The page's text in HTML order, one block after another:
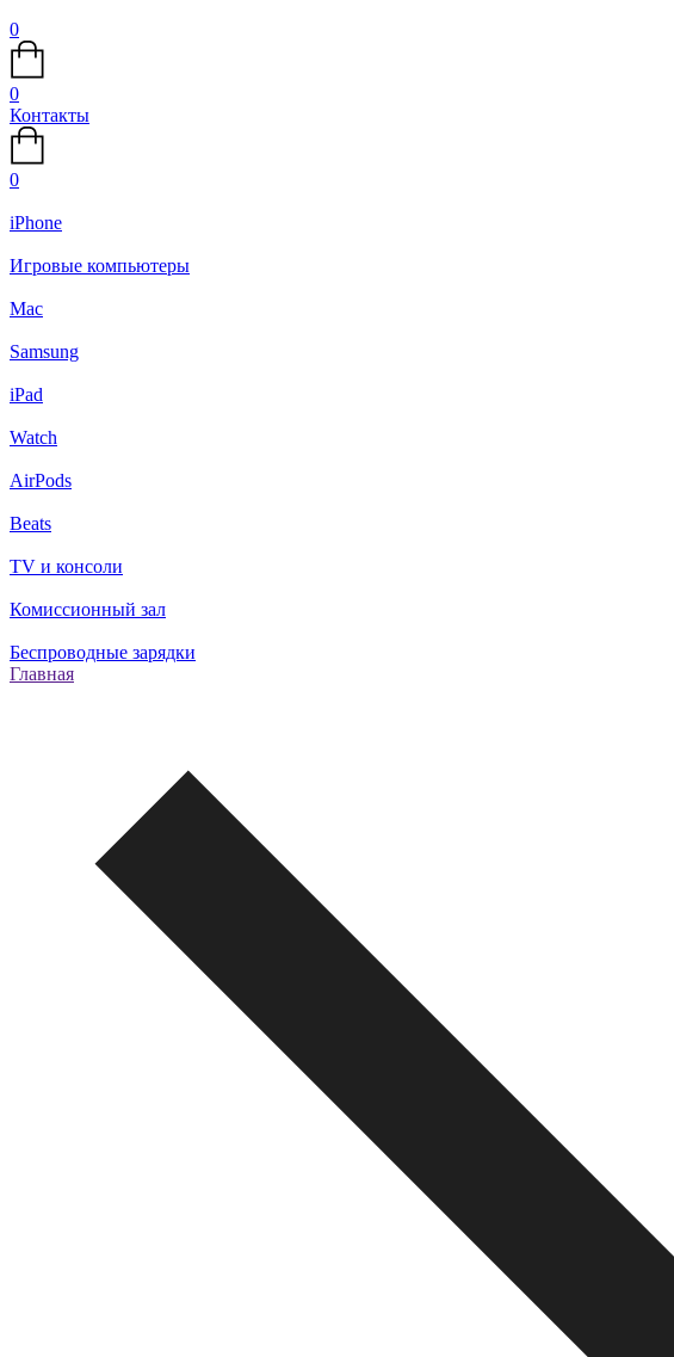
0
0
Контакты
0
iPhone
Игровые компьютеры
Mac
Samsung
iPad
Watch
AirPods
Beats
TV и консоли
Комиссионный зал
Беспроводные зарядки
Главная